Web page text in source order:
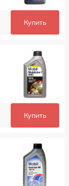
Купить
Купить